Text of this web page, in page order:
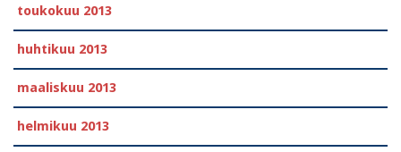
toukokuu 2013
huhtikuu 2013
maaliskuu 2013
helmikuu 2013